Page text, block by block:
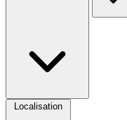
Localisation